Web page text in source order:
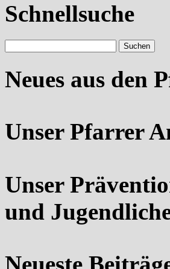
Schnellsuche
Neues aus den
Unser Pfarrer
Unser
und